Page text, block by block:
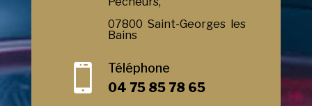
07800 Saint-Georges les
Bains

Téléphone
04 75 85 78 65